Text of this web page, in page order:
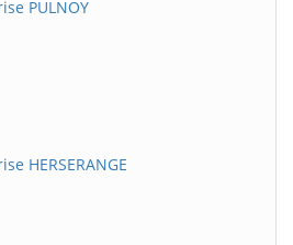
PULNOY
HERSERANGE